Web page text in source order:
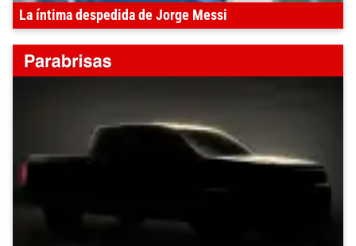
La íntima despedida de Jorge Messi